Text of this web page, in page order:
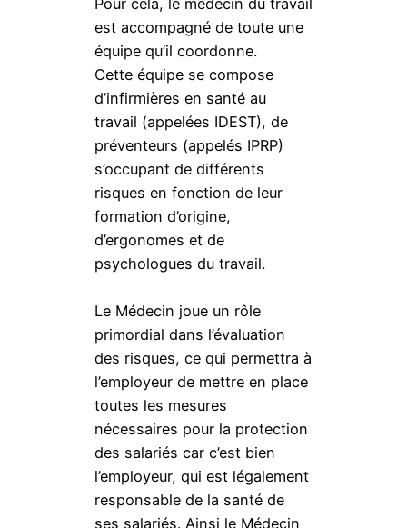
Pour cela, le médecin du travail
est accompagné de toute une
équipe qu’il coordonne.
Cette équipe se compose
d’infirmières en santé au
travail (appelées IDEST), de
préventeurs (appelés IPRP)
s’occupant de différents
risques en fonction de leur
formation d’origine,
d’ergonomes et de
psychologues du travail.
Le Médecin joue un rôle
primordial dans l’évaluation
des risques, ce qui permettra à
l’employeur de mettre en place
toutes les mesures
nécessaires pour la protection
des salariés car c’est bien
l’employeur, qui est légalement
responsable de la santé de
ses salariés. Ainsi le Médecin